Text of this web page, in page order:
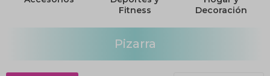
Fitness
Decoración
Pizarra